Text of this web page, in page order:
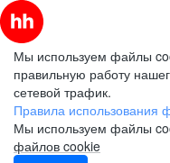
Мы используем файлы
правильную работу
сетевой трафик.
Правила использования
Мы используем файлы
файлов cookie